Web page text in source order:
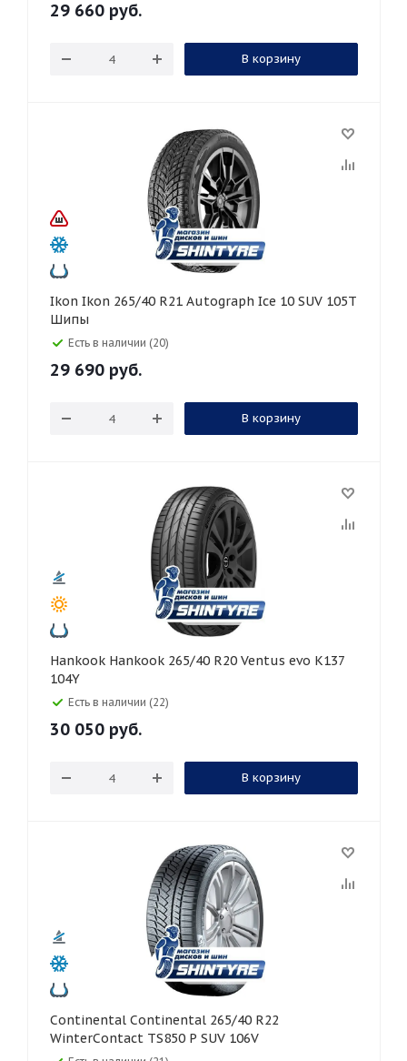
29 660 руб.
В корзину
Ikon Ikon 265/40 R21 Autograph Ice 10 SUV 105T
Шипы
Есть в наличии (20)
29 690 руб.
В корзину
Hankook Hankook 265/40 R20 Ventus evo K137
104Y
Есть в наличии (22)
30 050 руб.
В корзину
Continental Continental 265/40 R22
WinterContact TS850 P SUV 106V